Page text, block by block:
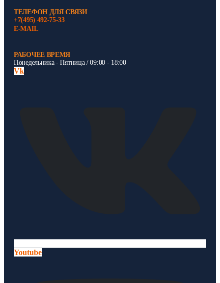
ТЕЛЕФОН ДЛЯ СВЯЗИ
+7(495) 492-75-33
E-MAIL
РАБОЧЕЕ ВРЕМЯ
Понедельника - Пятница / 09:00 - 18:00
Vk
Youtube